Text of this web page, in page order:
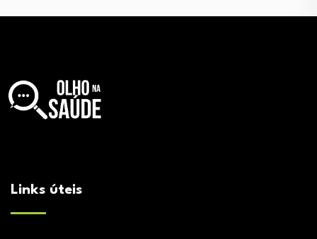
Links úteis